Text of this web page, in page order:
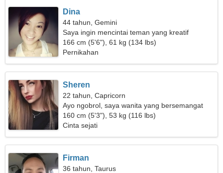
Dina
44 tahun, Gemini
Saya ingin mencintai teman yang kreatif
166 cm (5'6"), 61 kg (134 lbs)
Pernikahan
Sheren
22 tahun, Capricorn
Ayo ngobrol, saya wanita yang bersemangat
160 cm (5'3"), 53 kg (116 lbs)
Cinta sejati
Firman
36 tahun, Taurus